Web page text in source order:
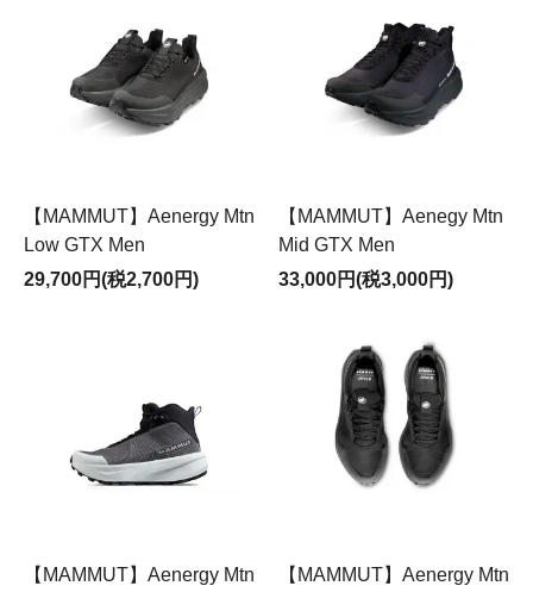
【MAMMUT】Aenergy Mtn
Low GTX Men
29,700円(税2,700円)
【MAMMUT】Aenegy Mtn
Mid GTX Men
33,000円(税3,000円)
【MAMMUT】Aenergy Mtn
【MAMMUT】Aenergy Mtn